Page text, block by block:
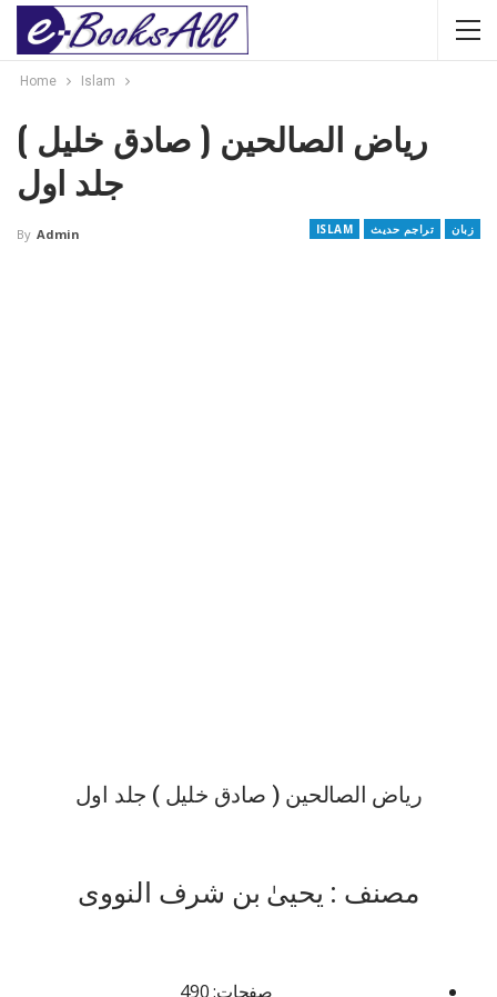
Home Islam
ریاض الصالحین ( صادق خلیل )
جلد اول
ISLAM تراجم حدیث زبان By Admin
ریاض الصالحین ( صادق خلیل ) جلد اول
مصنف : یحییٰ بن شرف النووی
صفحات: 490